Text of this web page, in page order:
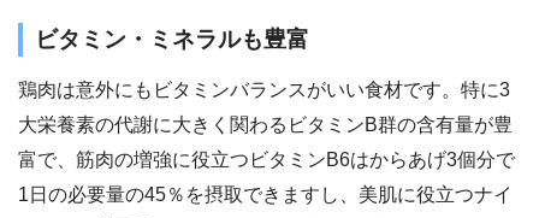
ビタミン・ミネラルも豊富
鶏肉は意外にもビタミンバランスがいい食材です。特に3
大栄養素の代謝に大きく関わるビタミンB群の含有量が豊
富で、筋肉の増強に役立つビタミンB6はからあげ3個分で
1日の必要量の45％を摂取できますし、美肌に役立つナイ